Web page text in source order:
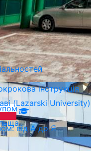
(Lazarski University)
інструкція
від А до Я